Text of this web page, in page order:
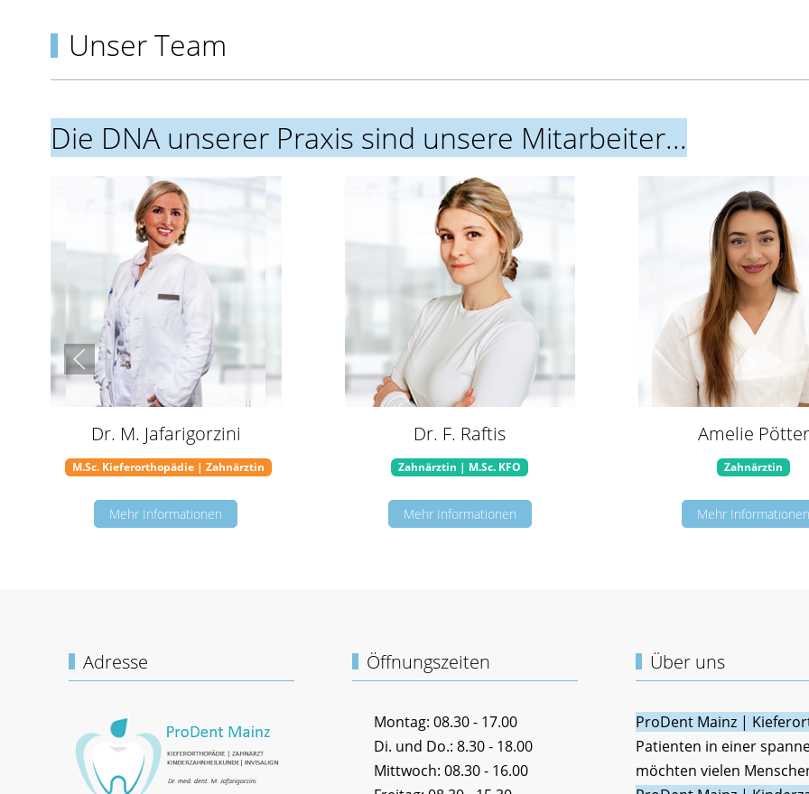
Unser Team
Die DNA unserer Praxis sind unsere Mitarbeiter...
Dr. M. Jafarigorzini
M.Sc. Kieferorthopädie | Zahnärztin
Mehr Informationen
Dr. F. Raftis
Zahnärztin | M.Sc. KFO
Mehr Informationen
Amelie Pötter
Zahnärztin
Mehr
Adresse Öffnungszeiten
Montag: 08.30 - 17.00
Di. und Do.: 8.30 - 18.00
Mittwoch: 08.30 - 16.00
Über uns
ProDent Mainz |
Patienten in einer
möchten vielen